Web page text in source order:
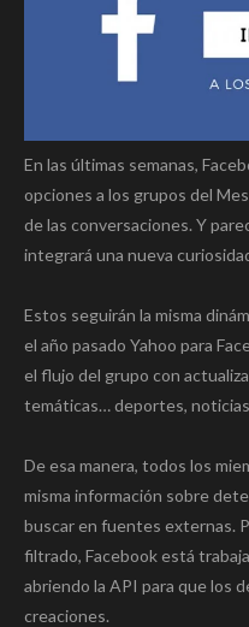
En las últimas semanas,
opciones a los grupos del
de las conversaciones. Y
integrará una nueva
Estos seguirán la misma
el año pasado Yahoo para
el flujo del grupo con
temáticas… deportes,
De esa manera, todos los
misma información sobre
buscar en fuentes externas.
filtrado, Facebook está
abriendo la API para que los
creaciones.